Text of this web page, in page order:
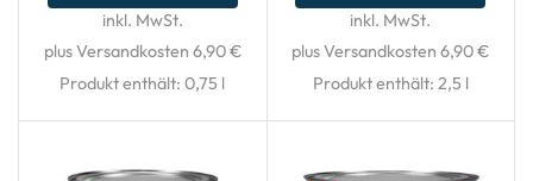
inkl. MwSt.
plus Versandkosten 6,90 €
Produkt enthält: 0,75 l
inkl. MwSt.
plus Versandkosten 6,90 €
Produkt enthält: 2,5 l